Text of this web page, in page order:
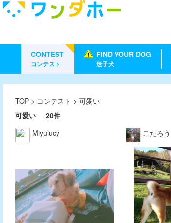
CONTEST
コンテスト
FIND YOUR DOG
迷子犬
TOP > コンテスト > 可愛い
可愛い
20件
Miyulucy
こたろう